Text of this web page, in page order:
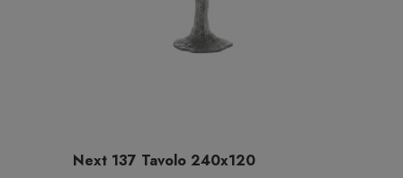
Next 137 Tavolo 240x120